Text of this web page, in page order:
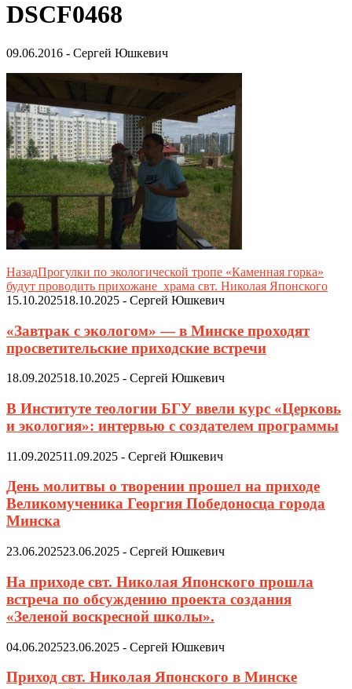
DSCF0468
09.06.2016 - Сергей Юшкевич
НазадПрогулки по экологической тропе «Каменная горка»
будут проводить прихожане храма свт. Николая Японского
15.10.202518.10.2025 - Сергей Юшкевич
«Завтрак с экологом» — в Минске проходят
просветительские приходские встречи
18.09.202518.10.2025 - Сергей Юшкевич
В Институте теологии БГУ ввели курс «Церковь
и экология»: интервью с создателем программы
11.09.202511.09.2025 - Сергей Юшкевич
День молитвы о творении прошел на приходе
Великомученика Георгия Победоносца города
Минска
23.06.202523.06.2025 - Сергей Юшкевич
На приходе свт. Николая Японского прошла
встреча по обсуждению проекта создания
«Зеленой воскресной школы».
04.06.202523.06.2025 - Сергей Юшкевич
Приход свт. Николая Японского в Минске